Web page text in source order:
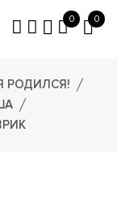
0 0
РОДИЛСЯ!